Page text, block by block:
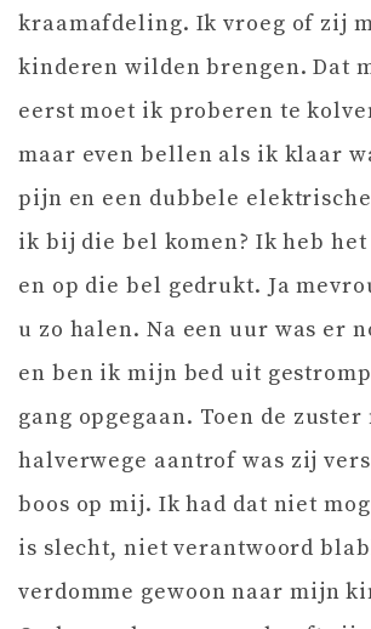
kraamafdeling. Ik vroeg of zij
kinderen wilden brengen. Dat
eerst moet ik proberen te
maar even bellen als ik klaar
pijn en een dubbele
ik bij die bel komen? Ik heb
en op die bel gedrukt. Ja
u zo halen. Na een uur was er
en ben ik mijn bed uit
gang opgegaan. Toen de zuster
halverwege aantrof was zij
boos op mij. Ik had dat niet
is slecht, niet verantwoord
verdomme gewoon naar mijn